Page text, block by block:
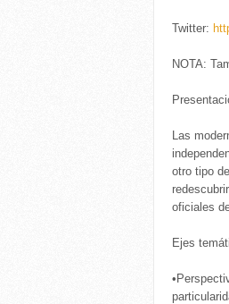
Twitter:
NOTA:
Las
otro tipo
oficiales
Ejes